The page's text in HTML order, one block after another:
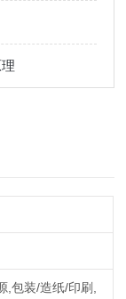
,包装/造纸/印刷,